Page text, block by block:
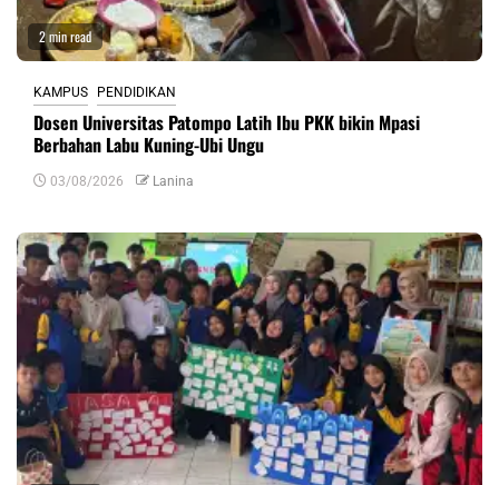
2 min read
KAMPUS PENDIDIKAN
Dosen Universitas Patompo Latih Ibu PKK bikin Mpasi
Berbahan Labu Kuning-Ubi Ungu
03/08/2026 Lanina